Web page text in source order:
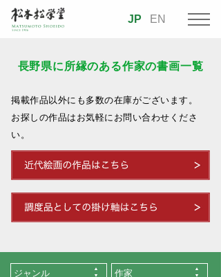
JP EN
長野県に所縁のある作家の書画一覧
掲載作品以外にも多数の在庫がございます。
お探しの作品はお気軽にお問い合わせくださ
い。
ジャンル 作家